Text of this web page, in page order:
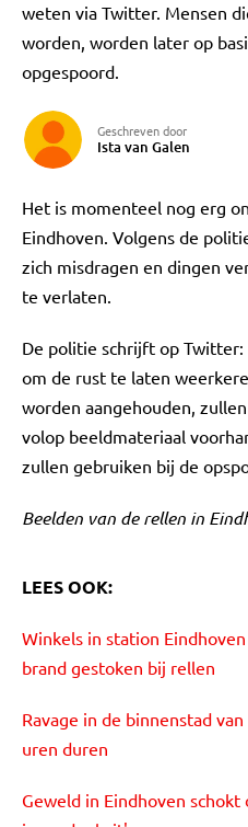
weten via Twitter. Mensen
worden, worden later op
opgespoord.
Geschreven door
Ista van Galen
Het is momenteel nog erg
Eindhoven. Volgens de
zich misdragen en dingen
te verlaten.
De politie schrijft op
om de rust te laten
worden aangehouden,
volop beeldmateriaal
zullen gebruiken bij de
Beelden van de rellen in
LEES OOK:
Winkels in station
brand gestoken bij rellen
Ravage in de binnenstad
uren duren
Geweld in Eindhoven